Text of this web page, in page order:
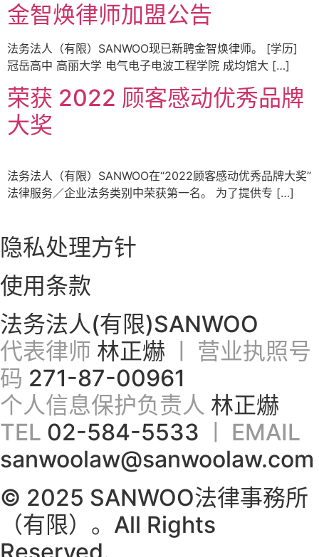
金智焕律师加盟公告
法务法人（有限）SANWOO现已新聘金智焕律师。 [学历]
冠岳高中 高丽大学 电气电子电波工程学院 成均馆大 […]
荣获 2022 顾客感动优秀品牌
大奖
法务法人（有限）SANWOO在“2022顾客感动优秀品牌大奖”
法律服务／企业法务类别中荣获第一名。 为了提供专 […]
隐私处理方针
使用条款
法务法人(有限)SANWOO
代表律师 林正爀 ㅣ 营业执照号
码 271-87-00961
个人信息保护负责人 林正爀
TEL 02-584-5533 ㅣ EMAIL
sanwoolaw@sanwoolaw.com
© 2025 SANWOO法律事務所
（有限）。All Rights